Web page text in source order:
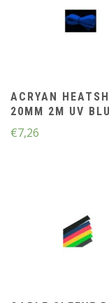
ACRYAN
20MM 2M UV
€7,26